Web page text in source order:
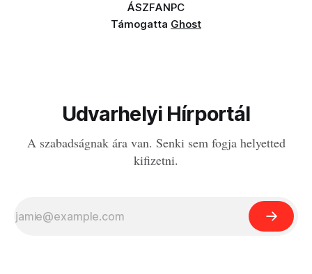
ÁSZFANPC
Támogatta Ghost
Udvarhelyi Hírportál
A szabadságnak ára van. Senki sem fogja helyetted
kifizetni.